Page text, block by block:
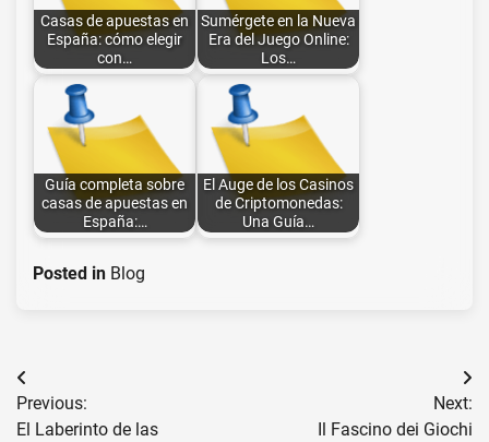
Casas de apuestas en
España: cómo elegir
con…
Sumérgete en la Nueva
Era del Juego Online:
Los…
Guía completa sobre
casas de apuestas en
España:…
El Auge de los Casinos
de Criptomonedas:
Una Guía…
Posted in Blog
Post
navigation
Previous:
El Laberinto de las
Next:
Il Fascino dei Giochi